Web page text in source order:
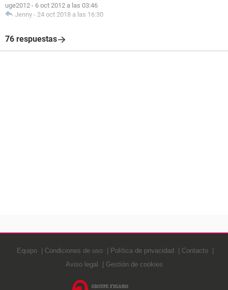
uge2012 - 6 oct 2012 a las 03:46
Jenny - 24 oct 2018 a las 16:30
76 respuestas
Equipo Condiciones de uso Política de privacidad
Contacto
Aviso legal
Gestión de cookies